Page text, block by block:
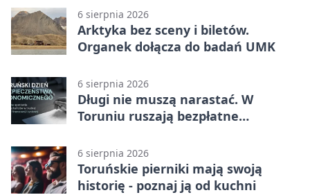
6 sierpnia 2026
Arktyka bez sceny i biletów.
Organek dołącza do badań UMK
6 sierpnia 2026
Długi nie muszą narastać. W
Toruniu ruszają bezpłatne
6 sierpnia 2026
Toruńskie pierniki mają swoją
historię - poznaj ją od kuchni